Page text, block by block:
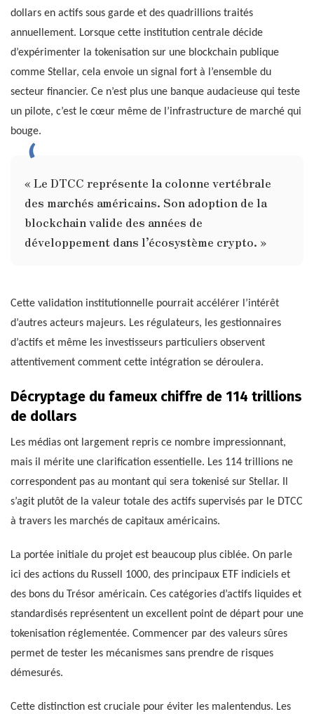
dollars en actifs sous garde et des quadrillions traités
annuellement. Lorsque cette institution centrale décide
d’expérimenter la tokenisation sur une blockchain publique
comme Stellar, cela envoie un signal fort à l’ensemble du
secteur financier. Ce n’est plus une banque audacieuse qui teste
un pilote, c’est le cœur même de l’infrastructure de marché qui
bouge.
« Le DTCC représente la colonne vertébrale
des marchés américains. Son adoption de la
blockchain valide des années de
développement dans l’écosystème crypto. »
Cette validation institutionnelle pourrait accélérer l’intérêt
d’autres acteurs majeurs. Les régulateurs, les gestionnaires
d’actifs et même les investisseurs particuliers observent
attentivement comment cette intégration se déroulera.
Décryptage du fameux chiffre de 114 trillions
de dollars
Les médias ont largement repris ce nombre impressionnant,
mais il mérite une clarification essentielle. Les 114 trillions ne
correspondent pas au montant qui sera tokenisé sur Stellar. Il
s’agit plutôt de la valeur totale des actifs supervisés par le DTCC
à travers les marchés de capitaux américains.
La portée initiale du projet est beaucoup plus ciblée. On parle
ici des actions du Russell 1000, des principaux ETF indiciels et
des bons du Trésor américain. Ces catégories d’actifs liquides et
standardisés représentent un excellent point de départ pour une
tokenisation réglementée. Commencer par des valeurs sûres
permet de tester les mécanismes sans prendre de risques
démesurés.
Cette distinction est cruciale pour éviter les malentendus. Les